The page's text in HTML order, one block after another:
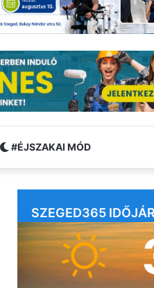
#ÉJSZAKAI MÓD
SZEGED365